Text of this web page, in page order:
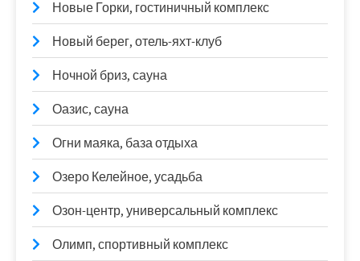
Новые Горки, гостиничный комплекс
Новый берег, отель-яхт-клуб
Ночной бриз, сауна
Оазис, сауна
Огни маяка, база отдыха
Озеро Келейное, усадьба
Озон-центр, универсальный комплекс
Олимп, спортивный комплекс